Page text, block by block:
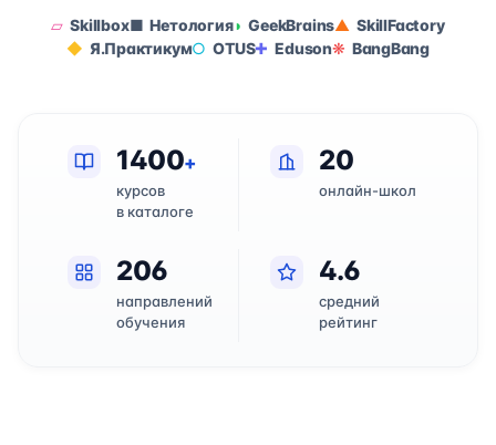
Skillbox Нетология GeekBrains
SkillFactory
Я.Практикум
OTUS Eduson BangBang
1400+
курсов
в каталоге
20
онлайн-школ
206
направлений
обучения
4.6
средний
рейтинг